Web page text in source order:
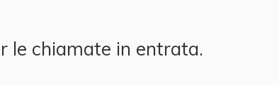
le chiamate in entrata.